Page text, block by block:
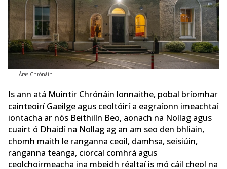
Áras Chrónáin
Is ann atá Muintir Chrónáin lonnaithe, pobal bríomhar
cainteoirí Gaeilge agus ceoltóirí a eagraíonn imeachtaí
iontacha ar nós Beithilín Beo, aonach na Nollag agus
cuairt ó Dhaidí na Nollag ag an am seo den bhliain,
chomh maith le ranganna ceoil, damhsa, seisiúin,
ranganna teanga, ciorcal comhrá agus
ceolchoirmeacha ina mbeidh réaltaí is mó cáil cheol na